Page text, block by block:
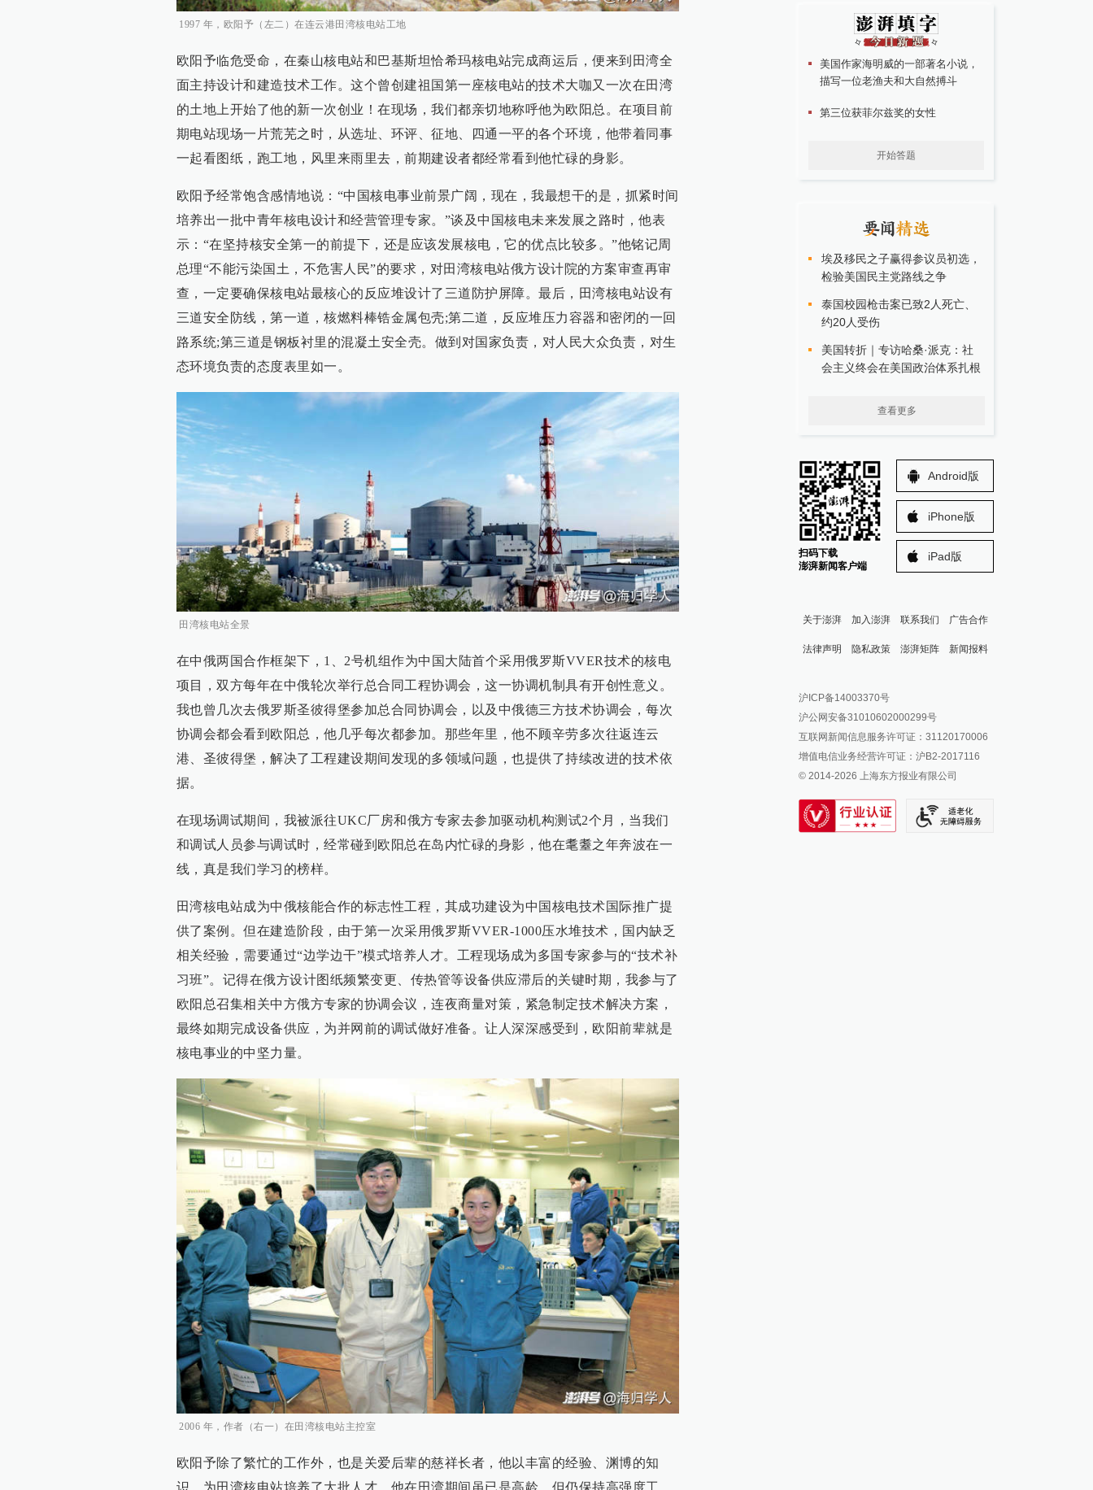
1997 年，欧阳予（左二）在连云港田湾核电站工地
欧阳予临危受命，在秦山核电站和巴基斯坦恰希玛核电站完成商运后，便来到田湾全
面主持设计和建造技术工作。这个曾创建祖国第一座核电站的技术大咖又一次在田湾
的土地上开始了他的新一次创业！在现场，我们都亲切地称呼他为欧阳总。在项目前
期电站现场一片荒芜之时，从选址、环评、征地、四通一平的各个环境，他带着同事
一起看图纸，跑工地，风里来雨里去，前期建设者都经常看到他忙碌的身影。
欧阳予经常饱含感情地说：“中国核电事业前景广阔，现在，我最想干的是，抓紧时间
培养出一批中青年核电设计和经营管理专家。”谈及中国核电未来发展之路时，他表
示：“在坚持核安全第一的前提下，还是应该发展核电，它的优点比较多。”他铭记周
总理“不能污染国土，不危害人民”的要求，对田湾核电站俄方设计院的方案审查再审
查，一定要确保核电站最核心的反应堆设计了三道防护屏障。最后，田湾核电站设有
三道安全防线，第一道，核燃料棒锆金属包壳;第二道，反应堆压力容器和密闭的一回
路系统;第三道是钢板衬里的混凝土安全壳。做到对国家负责，对人民大众负责，对生
态环境负责的态度表里如一。
田湾核电站全景
在中俄两国合作框架下，1、2号机组作为中国大陆首个采用俄罗斯VVER技术的核电
项目，双方每年在中俄轮次举行总合同工程协调会，这一协调机制具有开创性意义。
我也曾几次去俄罗斯圣彼得堡参加总合同协调会，以及中俄德三方技术协调会，每次
协调会都会看到欧阳总，他几乎每次都参加。那些年里，他不顾辛劳多次往返连云
港、圣彼得堡，解决了工程建设期间发现的多领域问题，也提供了持续改进的技术依
据。
在现场调试期间，我被派往UKC厂房和俄方专家去参加驱动机构测试2个月，当我们
和调试人员参与调试时，经常碰到欧阳总在岛内忙碌的身影，他在耄耋之年奔波在一
线，真是我们学习的榜样。
田湾核电站成为中俄核能合作的标志性工程，其成功建设为中国核电技术国际推广提
供了案例。但在建造阶段，由于第一次采用俄罗斯VVER-1000压水堆技术，国内缺乏
相关经验，需要通过“边学边干”模式培养人才。工程现场成为多国专家参与的“技术补
习班”。记得在俄方设计图纸频繁变更、传热管等设备供应滞后的关键时期，我参与了
欧阳总召集相关中方俄方专家的协调会议，连夜商量对策，紧急制定技术解决方案，
最终如期完成设备供应，为并网前的调试做好准备。让人深深感受到，欧阳前辈就是
核电事业的中坚力量。
2006 年，作者（右一）在田湾核电站主控室
欧阳予除了繁忙的工作外，也是关爱后辈的慈祥长者，他以丰富的经验、渊博的知
美国作家海明威的一部著名小说，
描写一位老渔夫和大自然搏斗
第三位获菲尔兹奖的女性
开始答题
埃及移民之子赢得参议员初选，
检验美国民主党路线之争
泰国校园枪击案已致2人死亡、
约20人受伤
美国转折｜专访哈桑·派克：社
会主义终会在美国政治体系扎根
查看更多
扫码下载
澎湃新闻客户端
Android版
iPhone版
iPad版
关于澎湃 加入澎湃 联系我们 广告合作
法律声明 隐私政策 澎湃矩阵
澎湃新闻公众号
澎湃新闻抖音号
派生万物开放平台
IP SHANGHAI
SIXTH TONE
新闻报料
报料邮箱: news@thepaper.cn
沪ICP备14003370号
沪公网安备31010602000299号
互联网新闻信息服务许可证：31120170006
增值电信业务经营许可证：沪B2-2017116
© 2014-2026 上海东方报业有限公司